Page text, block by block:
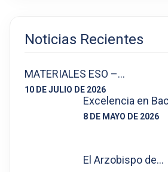
Noticias Recientes
MATERIALES ESO –…
10 DE JULIO DE 2026
Excelencia en
8 DE MAYO DE 2026
El Arzobispo de…